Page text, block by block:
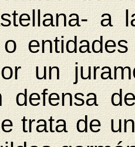
a
un
defensa
trata de